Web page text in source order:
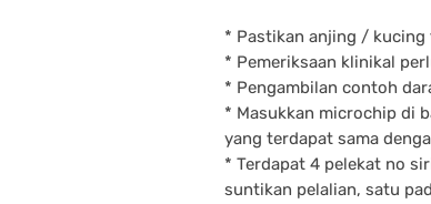
* Pastikan anjing / kucing
* Pemeriksaan klinikal
* Pengambilan contoh
* Masukkan microchip di
yang terdapat sama
* Terdapat 4 pelekat no
suntikan pelalian, satu